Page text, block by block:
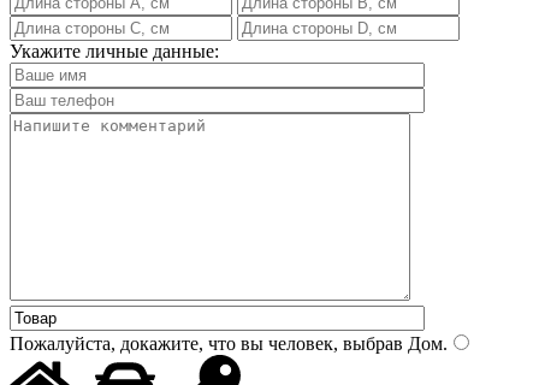
Укажите личные данные:
Пожалуйста, докажите, что вы человек, выбрав Дом.